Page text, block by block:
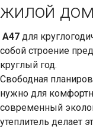
жилой дом
А47 для
собой строение
круглый год.
Свободная
нужно для
современный
утеплитель делает